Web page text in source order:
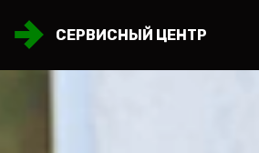
СЕРВИСНЫЙ ЦЕНТР